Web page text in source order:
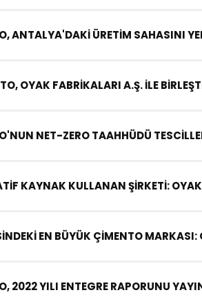
ANTALYA'DAKİ ÜRETİM SAHASINI
OYAK FABRİKALARI A.Ş. İLE
NET-ZERO TAAHHÜDÜ
KAYNAK KULLANAN ŞİRKETİ:
EN BÜYÜK ÇİMENTO
2022 YILI ENTEGRE RAPORUNU